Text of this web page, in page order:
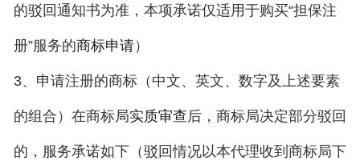
的驳回通知书为准，本项承诺仅适用于购买“担保注
册”服务的商标申请）
3、申请注册的商标（中文、英文、数字及上述要素
的组合）在商标局实质审查后，商标局决定部分驳回
的，服务承诺如下（驳回情况以本代理收到商标局下